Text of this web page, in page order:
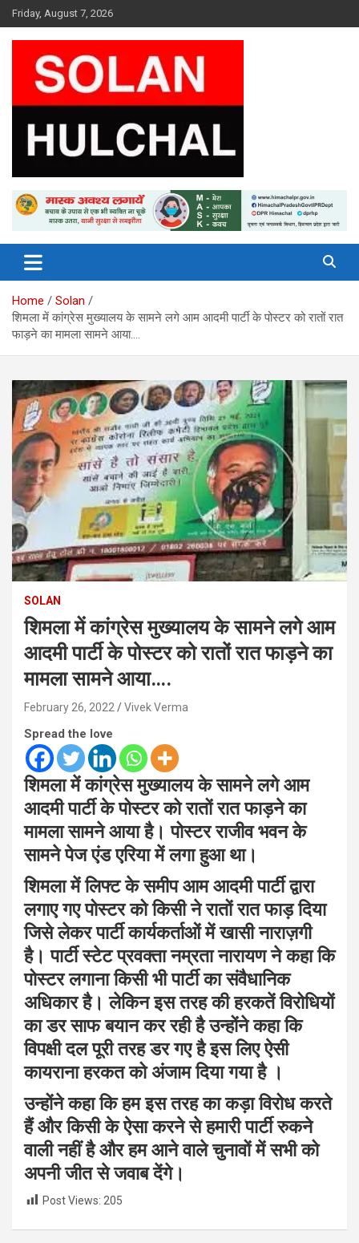
Skip
to
content
Friday, August 7, 2026
Solan Hulchal
Home
Solan
शिमला में कांग्रेस मुख्यालय के सामने लगे आम आदमी पार्टी के पोस्टर को रातों रात
फाड़ने का मामला सामने आया….
SOLAN
शिमला में कांग्रेस मुख्यालय के सामने लगे आम
आदमी पार्टी के पोस्टर को रातों रात फाड़ने का
मामला सामने आया….
February 26, 2022 Vivek Verma
Spread the love
शिमला में कांग्रेस मुख्यालय के सामने लगे आम
आदमी पार्टी के पोस्टर को रातों रात फाड़ने का
मामला सामने आया है। पोस्टर राजीव भवन के
सामने पेज एंड एरिया में लगा हुआ था।
शिमला में लिफ्ट के समीप आम आदमी पार्टी द्वारा
लगाए गए पोस्टर को किसी ने रातों रात फाड़ दिया
जिसे लेकर पार्टी कार्यकर्ताओं में खासी नाराज़गी
है। पार्टी स्टेट प्रवक्ता नम्रता नारायण ने कहा कि
पोस्टर लगाना किसी भी पार्टी का संवैधानिक
अधिकार है। लेकिन इस तरह की हरकतें विरोधियों
का डर साफ बयान कर रही है उन्होंने कहा कि
विपक्षी दल पूरी तरह डर गए है इस लिए ऐसी
कायराना हरकत को अंजाम दिया गया है ।
उन्होंने कहा कि हम इस तरह का कड़ा विरोध करते
हैं और किसी के ऐसा करने से हमारी पार्टी रुकने
वाली नहीं है और हम आने वाले चुनावों में सभी को
अपनी जीत से जवाब देंगे।
Post Views: 205